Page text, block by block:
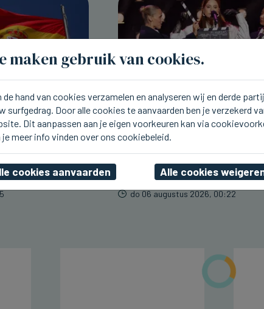
in
uit met
BLANKENBERGE
Line De Dauw komt
namiddag naar
aan Zee in
do 06 augustus 2026, 00:22
maken gebruik van cookies.
de hand van cookies verzamelen en analyseren wij en derde
surfgedrag. Door alle cookies te aanvaarden ben je verzekerd
Dit aanpassen aan je eigen voorkeuren kan via
je meer info vinden over ons cookiebeleid.
cookies aanvaarden Alle cookies